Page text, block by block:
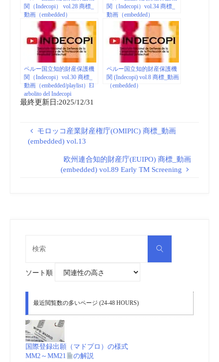
関（Indecopi） vol.28 商標_
動画（embedded）
関（Indecopi）vol.34 商標_
動画（embedded）
ペルー国立知的財産保護機
関（Indecopi）vol.30 商標_
動画（embedded/playlist）El
arbolito del Indecopi
ペルー国立知的財産保護機
関 (Indecopi) vol.8 商標_動画
（embedded）
最終更新日:2025/12/31
モロッコ産業財産権庁(OMIPIC) 商標_動画
(embedded) vol.13
欧州連合知的財産庁(EUIPO) 商標_動画
(embedded) vol.89 Early TM Screening
検
ソート順
最近閲覧数の多いページ (24-48 HOURS)
国際登録出願（マドプロ）の様式
MM2～MM21
の解説